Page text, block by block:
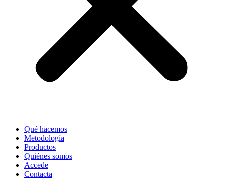
Qué hacemos
Metodología
Productos
Quiénes somos
Accede
Contacta